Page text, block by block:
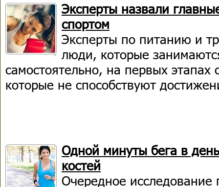
Эксперты назвали
спортом
Эксперты по питанию и
люди, которые
самостоятельно, на первых
которые не способствуют
Одной минуты бега в
костей
Очередное